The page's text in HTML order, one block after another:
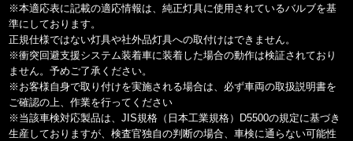
※本適応表に記載の適応情報は、純正灯具に使用されているバルブを基
準にしております。
正規仕様ではない灯具や社外品灯具への取付けはできません。
※衝突回避支援システム装着車に装着した場合の動作は検証されており
ません。予めご了承ください。
※お客様自身で取り付けを実施される場合は、必ず車両の取扱説明書を
ご確認の上、作業を行ってください
※当該車検対応製品は、JIS規格（日本工業規格）D5500の規定に基づき
生産しておりますが、検査官独自の判断の場合、車検に通らない可能性